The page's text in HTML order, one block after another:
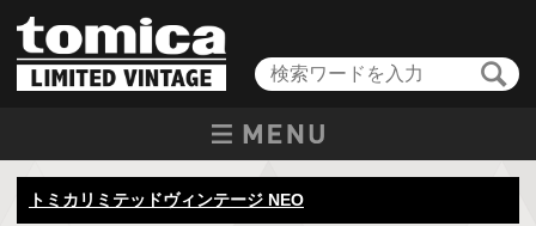
トミカリミテッドヴィンテージ NEO